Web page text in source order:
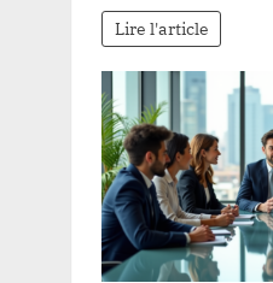
Lire l'article